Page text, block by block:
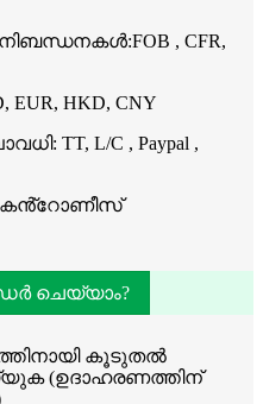
, CFR,
HKD, CNY
TT, L/C , Paypal ,
കൻ്റോണീസ്
ചെയ്യാം?
കൂടുതൽ
(ഉദാഹരണത്തിന്